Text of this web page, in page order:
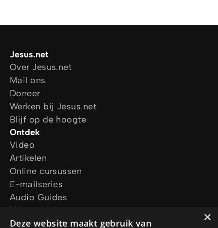
Jesus.net
Over Jesus.net
Mail ons
Doneer
Werken bij Jesus.net
Blijf op de hoogte
Ontdek
Video
Artikelen
Online cursussen
E-mailseries
Audio Guides
Vraag ons
Ik wil gebed
×
Deze website maakt gebruik van